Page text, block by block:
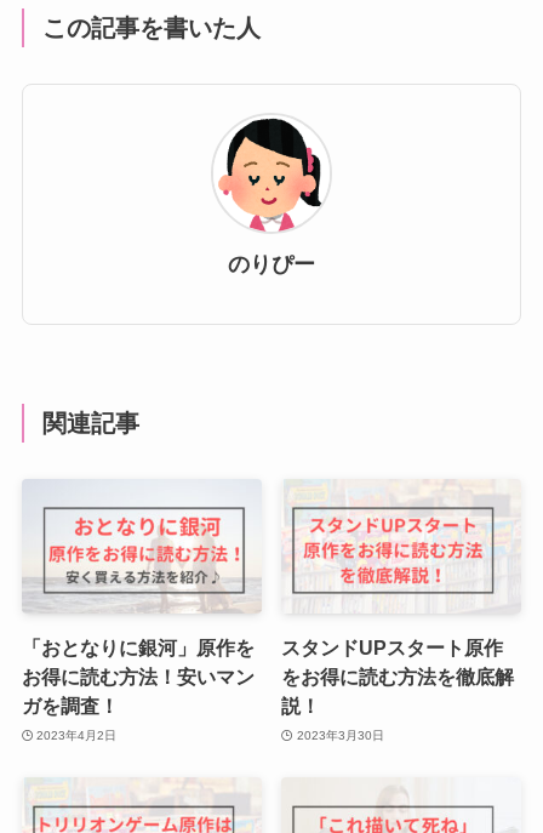
この記事を書いた人
のりぴー
関連記事
「おとなりに銀河」原作を
お得に読む方法！安いマン
ガを調査！
2023年4月2日
スタンドUPスタート原作
をお得に読む方法を徹底解
説！
2023年3月30日